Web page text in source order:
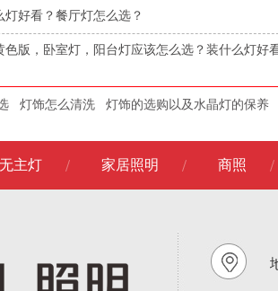
看？餐厅灯怎么选？
版，卧室灯，阳台灯应该怎么选？装什么灯好
灯饰怎么清洗 灯饰的选购以及水晶灯的保养
无主灯 家居照明 商照